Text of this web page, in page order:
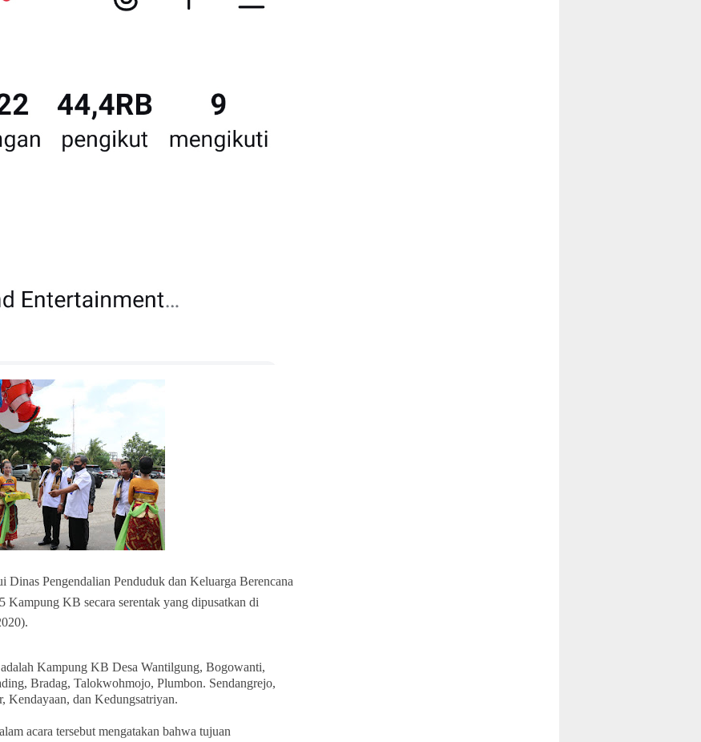
Dinas Pengendalian Penduduk dan Keluarga Berencana
KB secara serentak yang dipusatkan di
Kampung KB Desa Wantilgung, Bogowanti,
Bradag, Talokwohmojo, Plumbon. Sendangrejo,
Kendayaan, dan Kedungsatriyan.
acara tersebut mengatakan bahwa tujuan